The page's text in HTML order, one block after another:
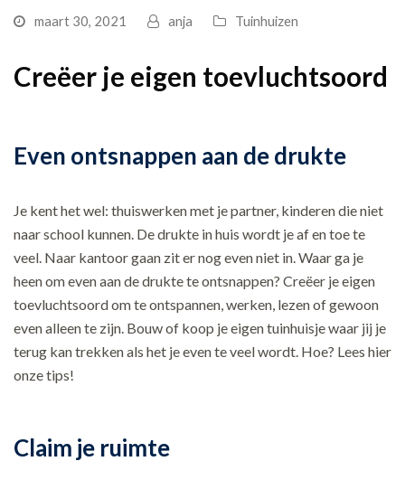
maart 30, 2021 anja Tuinhuizen
Creëer je eigen toevluchtsoord
Even ontsnappen aan de drukte
Je kent het wel: thuiswerken met je partner, kinderen die niet
naar school kunnen. De drukte in huis wordt je af en toe te
veel. Naar kantoor gaan zit er nog even niet in. Waar ga je
heen om even aan de drukte te ontsnappen? Creëer je eigen
toevluchtsoord om te ontspannen, werken, lezen of gewoon
even alleen te zijn. Bouw of koop je eigen tuinhuisje waar jij je
terug kan trekken als het je even te veel wordt. Hoe? Lees hier
onze tips!
Claim je ruimte